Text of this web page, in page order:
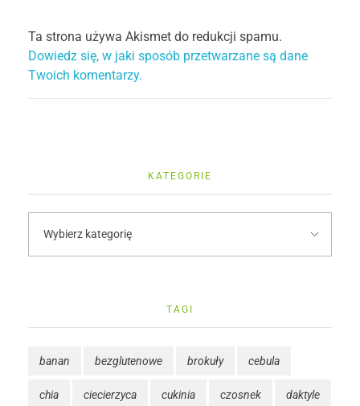
Ta strona używa Akismet do redukcji spamu.
Dowiedz się, w jaki sposób przetwarzane są dane
Twoich komentarzy.
KATEGORIE
TAGI
banan bezglutenowe brokuły cebula
chia ciecierzyca cukinia czosnek daktyle